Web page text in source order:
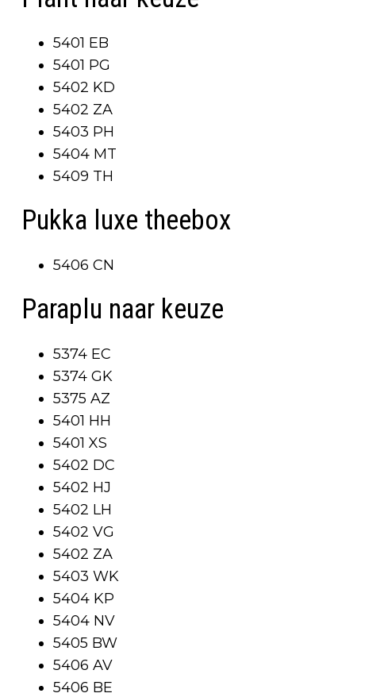
5401 EB
5401 PG
5402 KD
5402 ZA
5403 PH
5404 MT
5409 TH
Pukka luxe theebox
5406 CN
Paraplu naar keuze
5374 EC
5374 GK
5375 AZ
5401 HH
5401 XS
5402 DC
5402 HJ
5402 LH
5402 VG
5402 ZA
5403 WK
5404 KP
5404 NV
5405 BW
5406 AV
5406 BE